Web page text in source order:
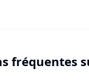
fréquentes